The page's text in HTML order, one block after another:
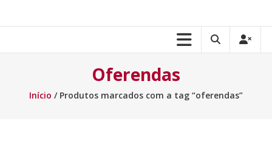
Oferendas
Início / Produtos marcados com a tag “oferendas”